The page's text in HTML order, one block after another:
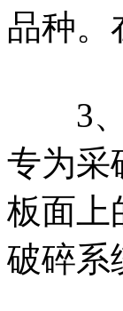
品种。
3、
专为采
板面上
破碎系